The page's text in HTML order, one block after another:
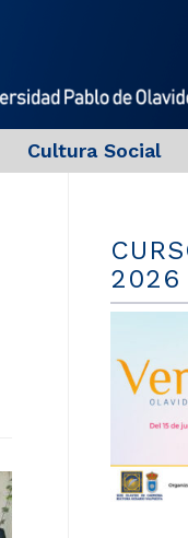
Cultura Social
2026